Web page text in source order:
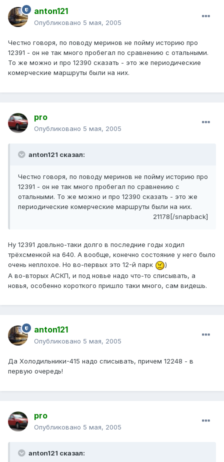
anton121
Опубликовано 5 мая, 2005
Честно говоря, по поводу меринов не пойму историю про
12391 - он не так много пробегал по сравнению с отальными.
То же можно и про 12390 сказать - это же периодические
комерческие маршруты были на них.
pro
Опубликовано 5 мая, 2005
anton121 сказал:
Честно говоря, по поводу меринов не пойму историю про
12391 - он не так много пробегал по сравнению с
отальными. То же можно и про 12390 сказать - это же
периодические комерческие маршруты были на них.
21178[/snapback]
Ну 12391 довльно-таки долго в последние годы ходил
трёхсменкой на 640. А вообще, конечно состояние у него было
очень неплохое. Но во-первых это 12-й парк
)
А во-вторых АСКП, и под новье надо что-то списывать, а
новья, особенно короткого пришло таки много, сам видешь.
anton121
Опубликовано 5 мая, 2005
Да Холодильники-415 надо списывать, причем 12248 - в
первую очередь!
pro
Опубликовано 5 мая, 2005
anton121 сказал: